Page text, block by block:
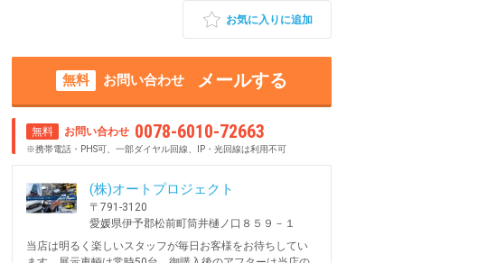
お気に入りに追加
無料 お問い合わせ メールする
無料 お問い合わせ 0078-6010-72663
※携帯電話・PHS可、一部ダイヤル回線、IP・光回線は利用不可
(株)オートプロジェクト
〒791-3120
愛媛県伊予郡松前町筒井樋ノ口８５９－１
当店は明るく楽しいスタッフが毎日お客様をお待ちしてい